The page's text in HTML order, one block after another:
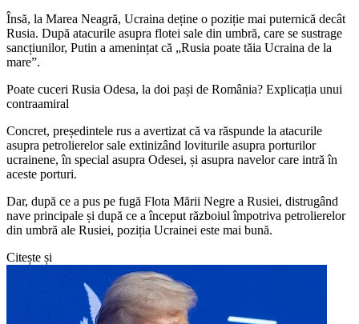
Însă, la Marea Neagră, Ucraina deține o poziție mai puternică decât
Rusia. După atacurile asupra flotei sale din umbră, care se sustrage
sancțiunilor, Putin a amenințat că „Rusia poate tăia Ucraina de la
mare”.
Poate cuceri Rusia Odesa, la doi pași de România? Explicația unui
contraamiral
Concret, președintele rus a avertizat că va răspunde la atacurile
asupra petrolierelor sale extinizând loviturile asupra porturilor
ucrainene, în special asupra Odesei, și asupra navelor care intră în
aceste porturi.
Dar, după ce a pus pe fugă Flota Mării Negre a Rusiei, distrugând
nave principale și după ce a început războiul împotriva petrolierelor
din umbră ale Rusiei, poziția Ucrainei este mai bună.
Citește și